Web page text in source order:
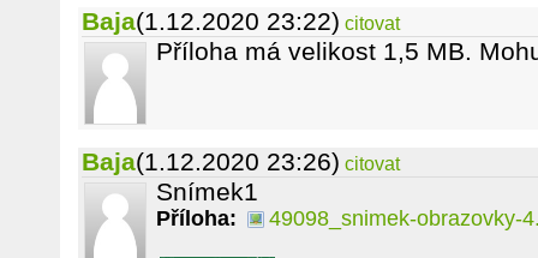
Baja(1.12.2020 23:22) citovat
Příloha má velikost 1,5 MB.
Baja(1.12.2020 23:26) citovat
Snímek1
Příloha: 49098_snimek-obrazovky-